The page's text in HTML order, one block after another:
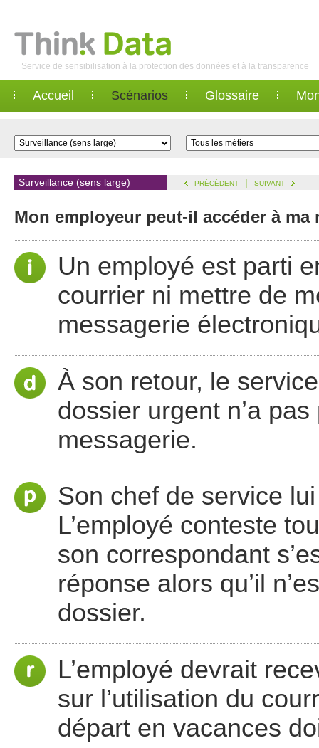
Service de sensibilisation à la protection des données et à la transparence
Accueil Scénarios Glossaire
Surveillance (sens large) PRÉCÉDENT | SUIVANT
Mon employeur peut-il accéder à
Un employé est parti
courrier ni mettre de
messagerie
À son retour, le
dossier urgent n’a
messagerie.
Son chef de service
L’employé conteste
son correspondant
réponse alors qu’il
dossier.
L’employé devrait
sur l’utilisation du
départ en vacances